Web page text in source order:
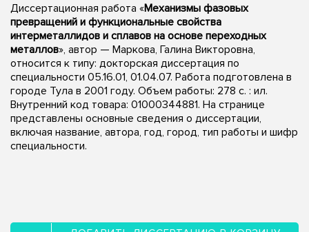
Диссертационная работа «Механизмы фазовых
превращений и функциональные свойства
интерметаллидов и сплавов на основе переходных
металлов», автор — Маркова, Галина Викторовна,
относится к типу: докторская диссертация по
специальности 05.16.01, 01.04.07. Работа подготовлена в
городе Тула в 2001 году. Объем работы: 278 с. : ил.
Внутренний код товара: 01000344881. На странице
представлены основные сведения о диссертации,
включая название, автора, год, город, тип работы и шифр
специальности.